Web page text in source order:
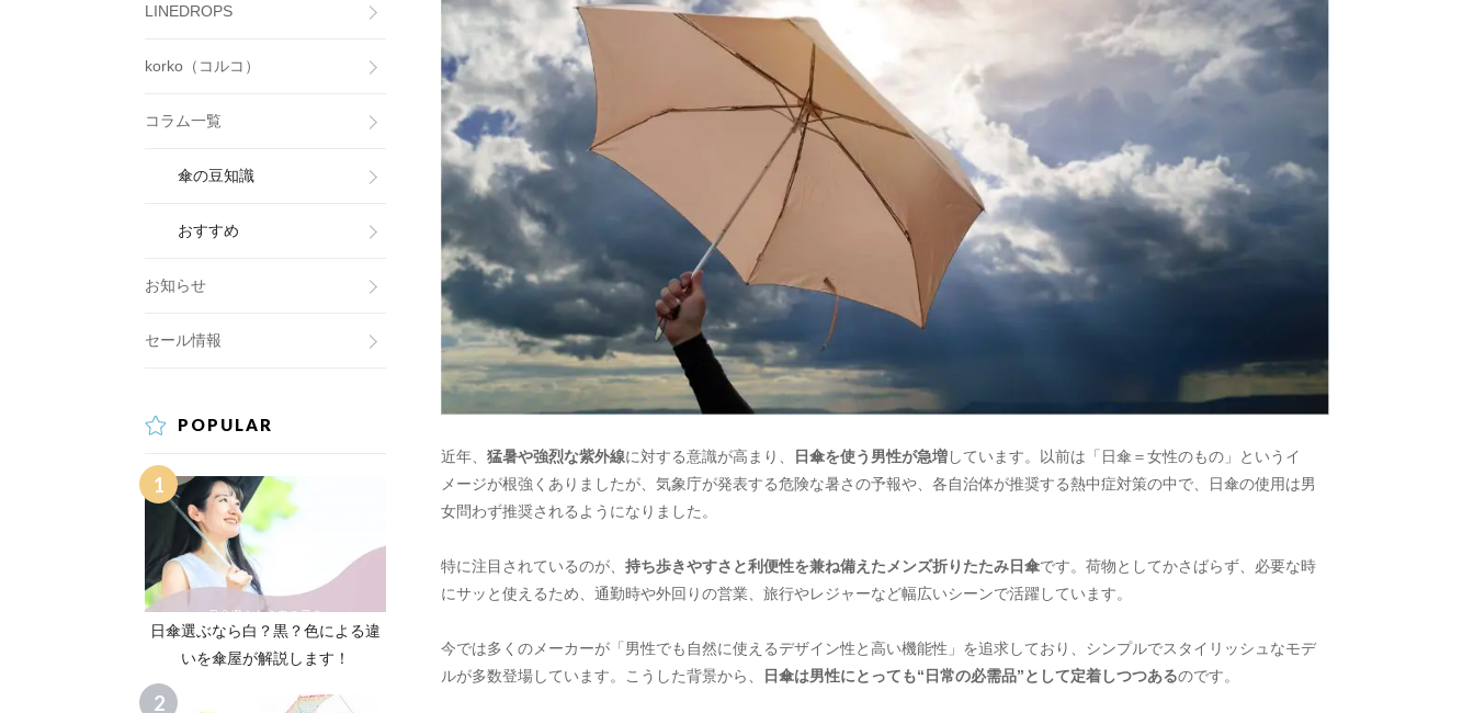
近年、 猛暑や強烈な紫外線に対する意識が高まり、 日傘を使う男性が急増しています。以前は「日傘＝女性のもの」というイ
メージが根強くありましたが、気象庁が発表する危険な暑さの予報や、各自治体が推奨する熱中症対策の中で、日傘の使用は男
女問わず推奨されるようになりました。
特に注目されているのが、 持ち歩きやすさと利便性を兼ね備えたメンズ折りたたみ日傘です。荷物としてかさばらず、必要な時
にサッと使えるため、通勤時や外回りの営業、旅行やレジャーなど幅広いシーンで活躍しています。
今では多くのメーカーが「男性でも自然に使えるデザイン性と高い機能性」を追求しており、シンプルでスタイリッシュなモデ
ルが多数登場しています。こうした背景から、
日傘は男性にとっても“日常の必需品”として定着しつつあるのです。
LINEDROPS
korko（コルコ）
コラム一覧
傘の豆知識
おすすめ
お知らせ
セール情報
POPULAR
日傘選ぶなら白？黒？色による違
いを傘屋が解説します！